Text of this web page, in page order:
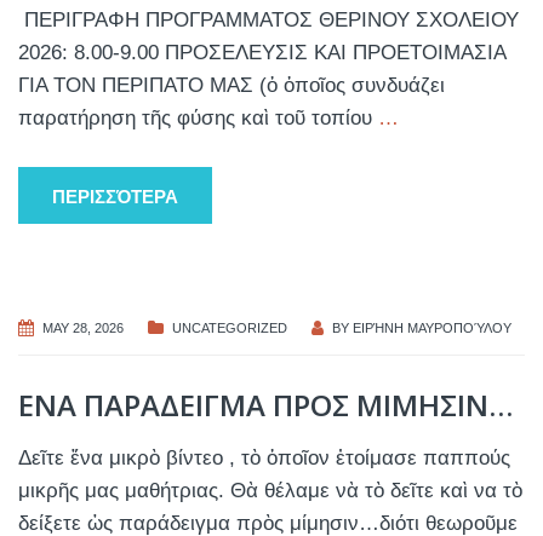
ΠΕΡΙΓΡΑΦΗ ΠΡΟΓΡΑΜΜΑΤΟΣ ΘΕΡΙΝΟΥ ΣΧΟΛΕΙΟΥ
2026: 8.00-9.00 ΠΡΟΣΕΛΕΥΣΙΣ ΚΑΙ ΠΡΟΕΤΟΙΜΑΣΙΑ
ΓΙΑ ΤΟΝ ΠΕΡΙΠΑΤΟ ΜΑΣ (ὁ ὁποῖος συνδυάζει
παρατήρηση τῆς φύσης καὶ τοῦ τοπίου …
ΠΕΡΙΣΣΌΤΕΡΑ
MAY 28, 2026 UNCATEGORIZED BY ΕΙΡΉΝΗ ΜΑΥΡΟΠΟΎΛΟΥ
ΕΝΑ ΠΑΡΑΔΕΙΓΜΑ ΠΡΟΣ ΜΙΜΗΣΙΝ…
Δεῖτε ἕνα μικρὸ βίντεο , τὸ ὁποῖον ἐτοίμασε παππούς
μικρῆς μας μαθήτριας. Θὰ θέλαμε νὰ τὸ δεῖτε καὶ να τὸ
δείξετε ὡς παράδειγμα πρὸς μίμησιν…διότι θεωροῦμε